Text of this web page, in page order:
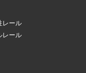
レール
レール